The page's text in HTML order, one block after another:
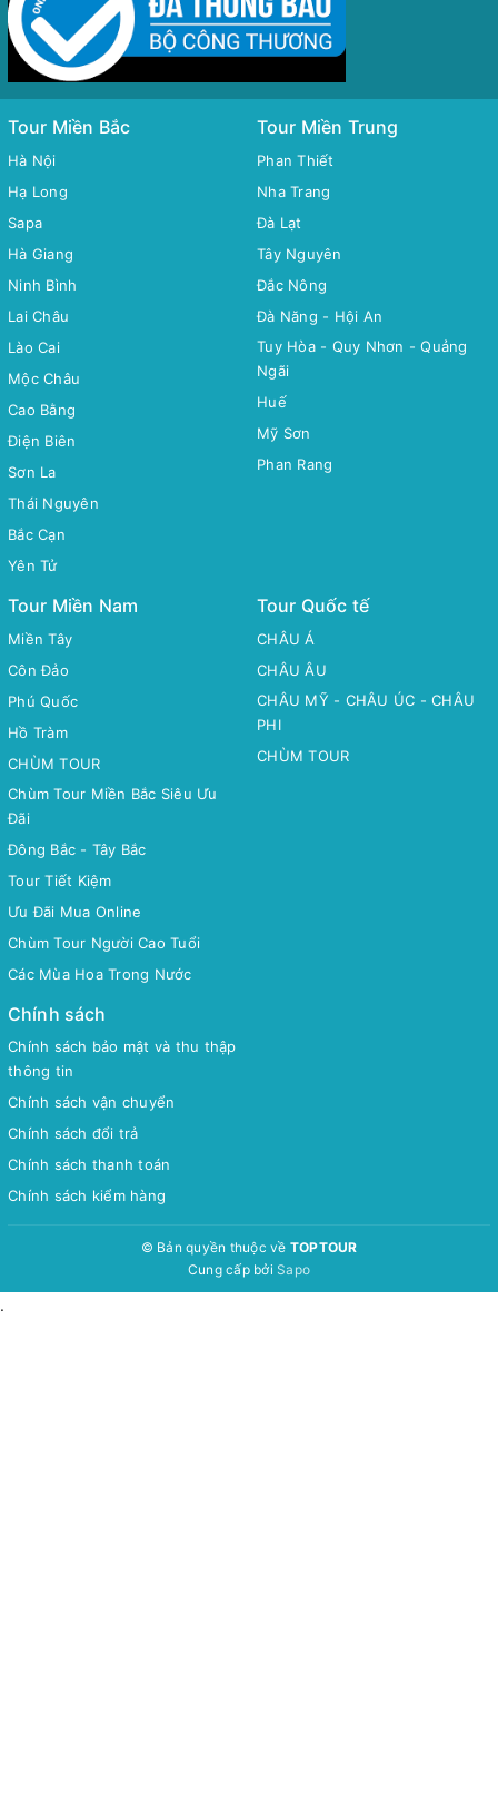
Tour Miền Bắc
Hà Nội
Hạ Long
Sapa
Hà Giang
Ninh Bình
Lai Châu
Lào Cai
Mộc Châu
Cao Bằng
Điện Biên
Sơn La
Thái Nguyên
Bắc Cạn
Yên Tử
Tour Miền Trung
Phan Thiết
Nha Trang
Đà Lạt
Tây Nguyên
Đắc Nông
Đà Năng - Hội An
Tuy Hòa - Quy Nhơn - Quảng
Ngãi
Huế
Mỹ Sơn
Phan Rang
Tour Miền Nam
Miền Tây
Côn Đảo
Phú Quốc
Hồ Tràm
CHÙM TOUR
Chùm Tour Miền Bắc Siêu Ưu
Đãi
Đông Bắc - Tây Bắc
Tour Tiết Kiệm
Ưu Đãi Mua Online
Chùm Tour Người Cao Tuổi
Các Mùa Hoa Trong Nước
Tour Quốc tế
CHÂU Á
CHÂU ÂU
CHÂU MỸ - CHÂU ÚC - CHÂU
PHI
CHÙM TOUR
Chính sách
Chính sách bảo mật và thu thập
thông tin
Chính sách vận chuyển
Chính sách đổi trả
Chính sách thanh toán
Chính sách kiểm hàng
© Bản quyền thuộc về TOPTOUR
Cung cấp bởi Sapo
.